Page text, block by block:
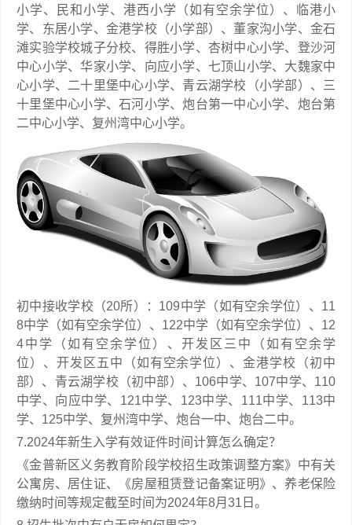
小学、民和小学、港西小学（如有空余学位）、临港小
学、东居小学、金港学校（小学部）、董家沟小学、金石
滩实验学校城子分校、得胜小学、杏树中心小学、登沙河
中心小学、华家小学、向应小学、七顶山小学、大魏家中
心小学、二十里堡中心小学、青云湖学校（小学部）、三
十里堡中心小学、石河小学、炮台第一中心小学、炮台第
二中心小学、复州湾中心小学。
初中接收学校（20所）：109中学（如有空余学位）、11
8中学（如有空余学位）、122中学（如有空余学位）、12
4中学（如有空余学位）、开发区三中（如有空余学
位）、开发区五中（如有空余学位）、金港学校（初中
部）、青云湖学校（初中部）、106中学、107中学、110
中学、向应中学、121中学、123中学、111中学、113中
学、125中学、复州湾中学、炮台一中、炮台二中。
7.2024年新生入学有效证件时间计算怎么确定？
《金普新区义务教育阶段学校招生政策调整方案》中有关
公寓房、居住证、《房屋租赁登记备案证明》、养老保险
缴纳时间等规定截至时间为2024年8月31日。